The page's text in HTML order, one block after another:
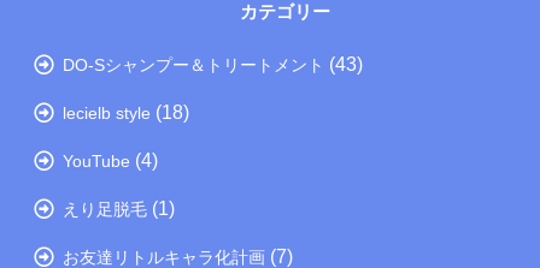
カテゴリー
DO-Sシャンプー＆トリートメント (43)
lecielb style (18)
YouTube (4)
えり足脱毛 (1)
お友達リトルキャラ化計画 (7)